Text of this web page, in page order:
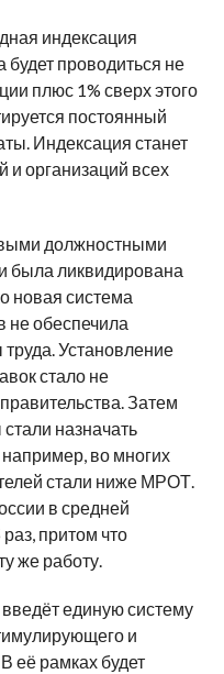
индексация
проводиться не
плюс 1% сверх этого
постоянный
Индексация станет
и организаций всех
должностными
была ликвидирована
новая система
не обеспечила
Установление
стало не
Затем
назначать
во многих
стали ниже МРОТ.
в средней
притом что
же работу.
единую систему
и
её рамках будет